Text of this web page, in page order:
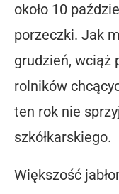
około 10
porzeczki. Jak
grudzień, wciąż
rolników
ten rok nie
szkółkarskiego.
Większość